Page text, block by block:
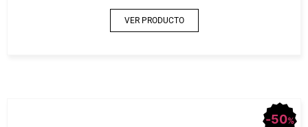
VER PRODUCTO
50%